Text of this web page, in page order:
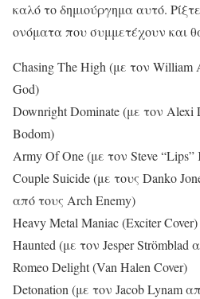
καλό το δημιούργημα αυτό.
ονόματα που συμμετέχουν και
Chasing The High (με τον William
God)
Downright Dominate (με τον
Bodom)
Army Of One (με τον Steve
Couple Suicide (με τους Danko
από τους Arch Enemy)
Heavy Metal Maniac (Exciter Cover)
Haunted (με τον Jesper Strömblad
Romeo Delight (Van Halen Cover)
Detonation (με τον Jacob Lynam